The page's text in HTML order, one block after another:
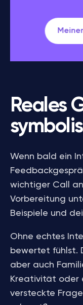
Reales
Wenn bald ein
wichtiger Call
Vorbereitung
Beispiele und
Ohne echtes
bewertet fühlst.
aber auch
Kreativität oder
versteckte